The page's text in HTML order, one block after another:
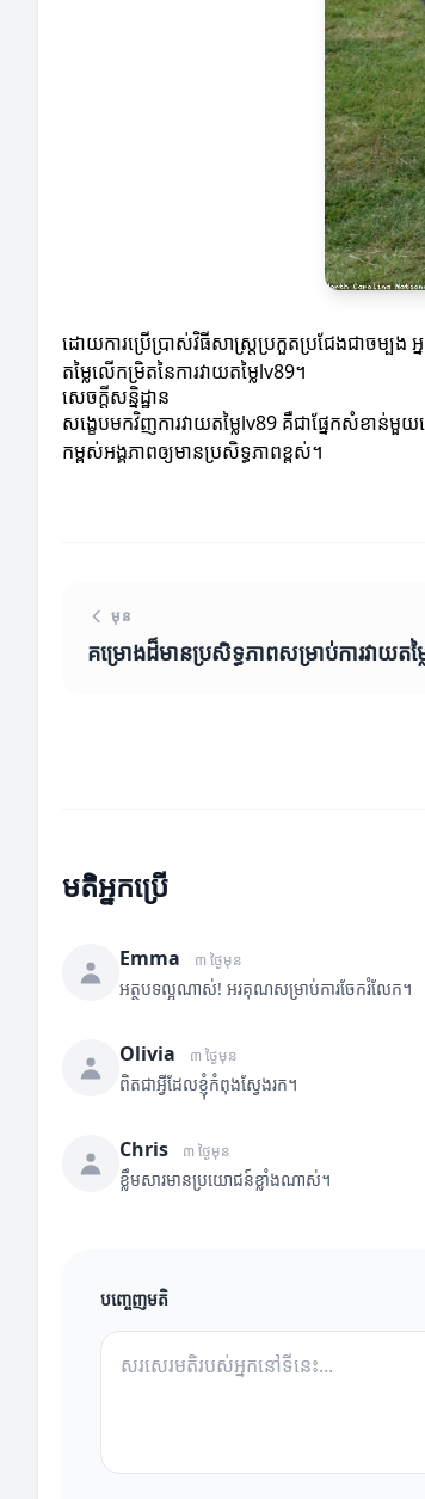
ដោយការប្រើប្រាស់វិធីសាស្ត្រប្រកួតប្រជែងជាចម្ប
តម្លៃលើកម្រិតនៃការវាយតម្លៃlv89។
សេចក្តីសន្និដ្ឋាន
សង្ខេបមកវិញការវាយតម្លៃlv89 គឺជាផ្នែកសំខាន់
កម្ពស់អង្គភាពឲ្យមានប្រសិទ្ធភាពខ្ពស់។
មុន
គម្រោងដ៏មានប្រសិទ្ធភាពសម្រាប់ការវាយតម្
មតិអ្នកប្រើ
Emma ៣ ថ្ងៃមុន
អត្ថបទល្អណាស់! អរគុណសម្រាប់ការចែករំលែក។
Olivia ៣ ថ្ងៃមុន
ពិតជាអ្វីដែលខ្ញុំកំពុងស្វែងរក។
Chris ៣ ថ្ងៃមុន
ខ្លឹមសារមានប្រយោជន៍ខ្លាំងណាស់។
បញ្ចេញមតិ